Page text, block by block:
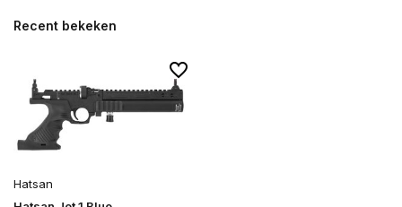
Recent bekeken
Hatsan